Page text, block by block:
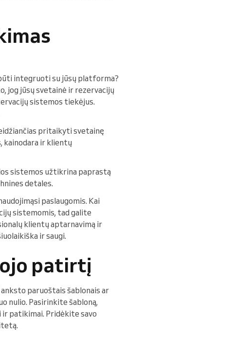
integruoti su jūsų platforma?
jog jūsų svetainė ir rezervacijų
sistemos tiekėjus.
pritaikyti svetainę
kainodara ir klientų
sistemos užtikrina paprastą
detales.
paslaugomis. Kai
sistemomis, tad galite
klientų aptarnavimą ir
ir saugi.
patirtį
paruoštais šablonais ar
nulio. Pasirinkite šabloną,
patikimai. Pridėkite savo